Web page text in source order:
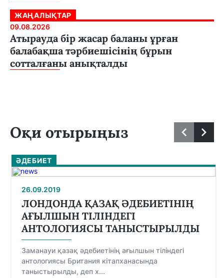
ЖАҢАЛЫҚТАР
09.08.2026
Атырауда бір жасар баланы ұрған
балабақша тәрбиешісінің бұрын
сотталғаны анықталды
Оқи отырыңыз
ӘДЕБИЕТ
26.09.2019
ЛОНДОНДА ҚАЗАҚ ӘДЕБИЕТІНІҢ
АҒЫЛШЫН ТІЛІНДЕГІ
АНТОЛОГИЯСЫ ТАНЫСТЫРЫЛДЫ
Заманауи қазақ әдебиетінің ағылшын тіліндегі
антологиясы Британия кітапханасында
таныстырылды, деп х...